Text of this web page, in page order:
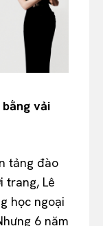
vải
tảng đào
trang, Lê
học ngoại
6 năm